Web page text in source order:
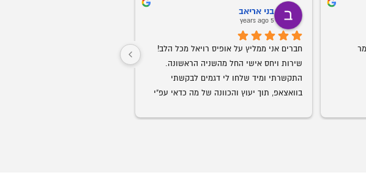
שירות ממש מעולה עם יחס טוב עד גמר
בני אריאב
5 years ago
עמג'אד, גבר שבגברים.